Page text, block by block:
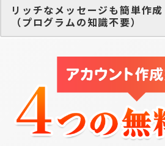
リッチなメッセージも簡単作成
（プログラムの知識不要）